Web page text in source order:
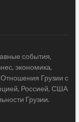
события,
экономика,
Отношения Грузии с
Россией, США
Грузии.